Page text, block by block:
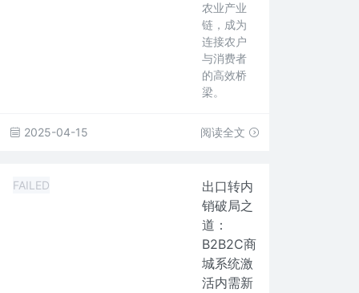
农业产业
链，成为
连接农户
与消费者
的高效桥
梁。
2025-04-15 阅读全文
FAILED
出口转内
销破局之
道：
B2B2C商
城系统激
活内需新